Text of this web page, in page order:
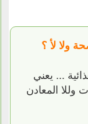
ولا لأ ؟
... يعني
وللا المعادن